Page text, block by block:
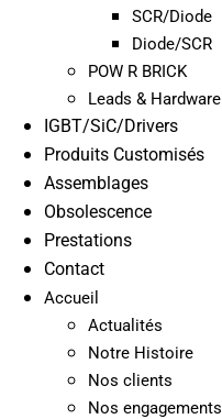
SCR/Diode
Diode/SCR
POW R BRICK
Leads & Hardware
IGBT/SiC/Drivers
Produits Customisés
Assemblages
Obsolescence
Prestations
Contact
Accueil
Actualités
Notre Histoire
Nos clients
Nos engagements